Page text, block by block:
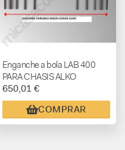
Enganche a bola LAB 400
PARA CHASIS ALKO
650,01 €
COMPRAR